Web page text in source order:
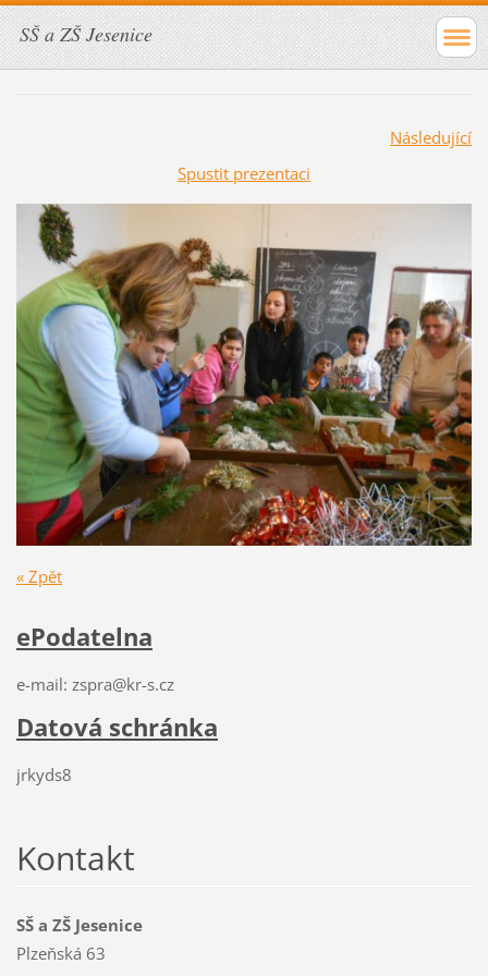
SŠ a ZŠ Jesenice
Následující
Spustit prezentaci
« Zpět
ePodatelna
e-mail: zspra@kr-s.cz
Datová schránka
jrkyds8
Kontakt
SŠ a ZŠ Jesenice
Plzeňská 63